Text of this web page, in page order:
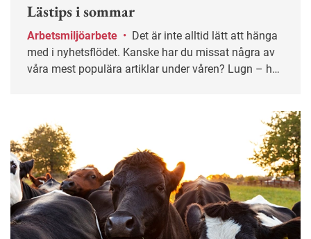
Lästips i sommar
Arbetsmiljöarbete •
med i nyhetsflödet. Kanske har du missat några av
våra mest populära artiklar under våren? Lugn – här